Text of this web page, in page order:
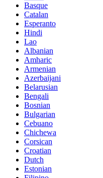
Basque
Catalan
Esperanto
Hindi
Lao
Albanian
Amharic
Armenian
Azerbaijani
Belarusian
Bengali
Bosnian
Bulgarian
Cebuano
Chichewa
Corsican
Croatian
Dutch
Estonian